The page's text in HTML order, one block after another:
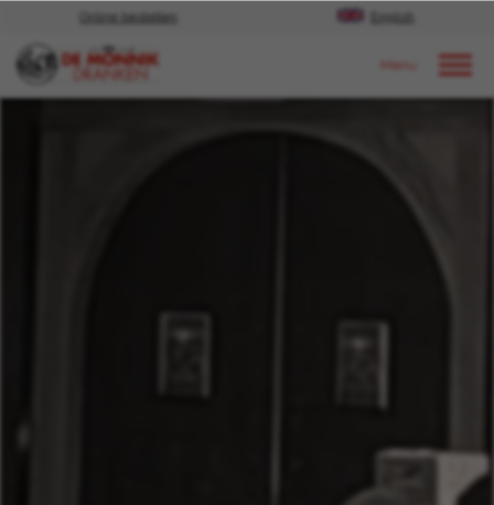
Online bestellen English